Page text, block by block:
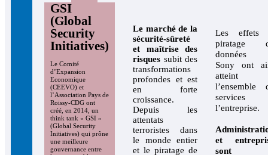
GSI
(Global
Security
Initiatives)
Le Comité
d’Expansion
Economique
(CEEVO) et
l’Association Pays de
Roissy-CDG ont
créé, en 2014, un
think tank « GSI »
(Global Security
Initiatives) qui prône
une meilleure
gouvernance entre
Le marché de la
sécurité-sûreté
et maîtrise des
risques subit des
transformations
profondes et est
en forte
croissance.
Depuis les
attentats
terroristes dans
le monde entier
et le piratage de
Les effets
piratage
données
Sony ont
atteint
l’ensemble
services
l’entreprise.
et
sont